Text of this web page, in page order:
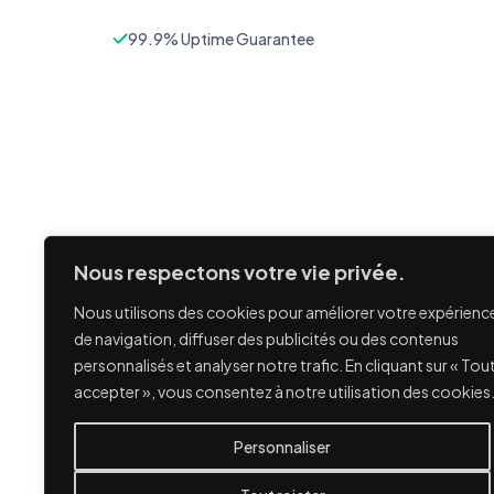
Nous respectons votre vie privée.
Nous utilisons des cookies pour améliorer votre
de navigation, diffuser des publicités ou des contenus
personnalisés et analyser notre trafic. En cliquant sur « Tout
accepter », vous consentez à notre utilisation des cookies.
Personnaliser
99.9% Uptime Guarantee